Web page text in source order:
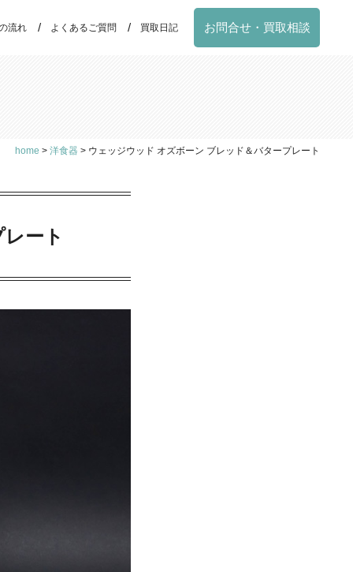
流れ よくあるご質問 買取日記 お問合せ・買取相談
home > 洋食器 > ウェッジウッド オズボーン ブレッド＆バタープレート
ート